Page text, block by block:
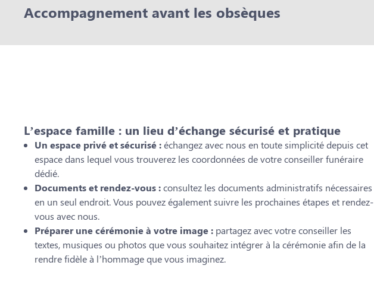
Accompagnement avant les obsèques
L’espace famille : un lieu d’échange sécurisé et pratique
Un espace privé et sécurisé :échangez avec nous en toute simplicité depuis cet
espace dans lequel vous trouverez les coordonnées de votre conseiller funéraire
dédié.
Documents et rendez-vous :consultez les documents administratifs nécessaires
en un seul endroit. Vous pouvez également suivre les prochaines étapes et rendez-
vous avec nous.
Préparer une cérémonie à votre image : partagez avec votre conseiller les
textes, musiques ou photos que vous souhaitez intégrer à la cérémonie afin de la
rendre fidèle à l’hommage que vous imaginez.